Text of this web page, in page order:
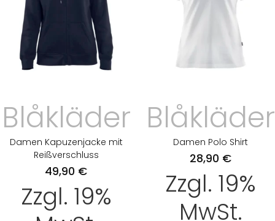
Blåkläder
Damen Kapuzenjacke mit
Reißverschluss
49,90 €
Zzgl. 19%
Blåkläder
Damen Polo Shirt
28,90 €
Zzgl. 19%
MwSt.